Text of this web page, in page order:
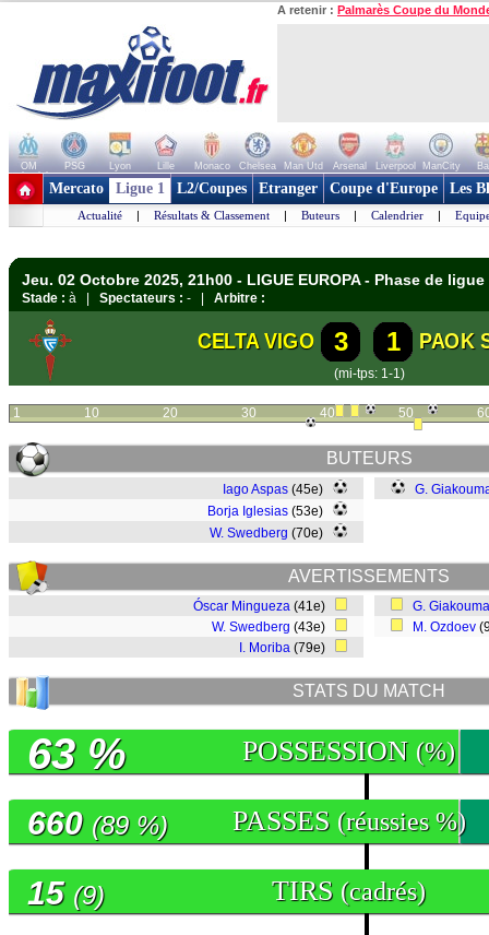
A retenir : Palmarès Coupe du
OM PSG Lyon Lille Monaco Chelsea Man Utd Arsenal Liverpool ManCity
+ de clubs
Mercato Ligue 1 L2/Coupes Etranger Coupe d'Europe Les
Actualité | Résultats & Classement | Buteurs | Calendrier |
Jeu. 02 Octobre 2025, 21h00 - LIGUE EUROPA - Phase de ligue
Stade : à | Spectateurs : - | Arbitre :
CELTA VIGO 3 1 PAOK
(mi-tps: 1-1)
1 10 20 30 40 50
BUTEURS
Iago Aspas (45e)
Borja Iglesias (53e)
W. Swedberg (70e)
G.
AVERTISSEMENTS
Óscar Mingueza (41e)
W. Swedberg (43e)
I. Moriba (79e)
G.
M. Ozdoev
STATS DU MATCH
POSSESSION (%)
63 %
PASSES (réussies %)
660 (89 %)
TIRS (cadrés)
15 (9)